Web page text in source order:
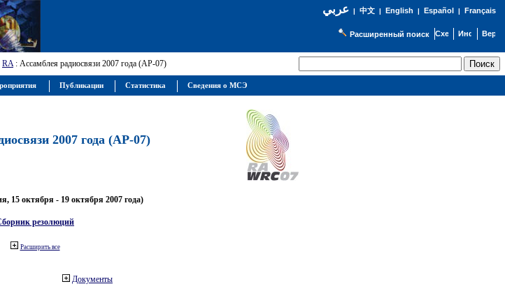
عربي| 中文| English | Español | Français
Расширенный поиск
RA: Ассамблея радиосвязи 2007 года (АР-07)
2007 года (АР-07)
15 октября - 19 октября 2007 года)
резолюций
Расширить все
Документы
Публикации Статистика Сведения о МСЭ